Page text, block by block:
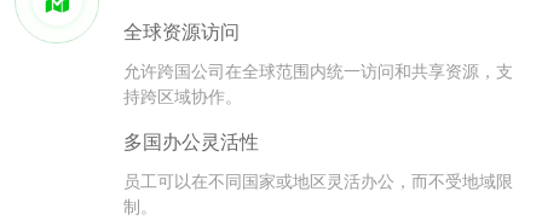
全球资源访问
允许跨国公司在全球范围内统一访问和共享资源，支
持跨区域协作。
多国办公灵活性
员工可以在不同国家或地区灵活办公，而不受地域限
制。